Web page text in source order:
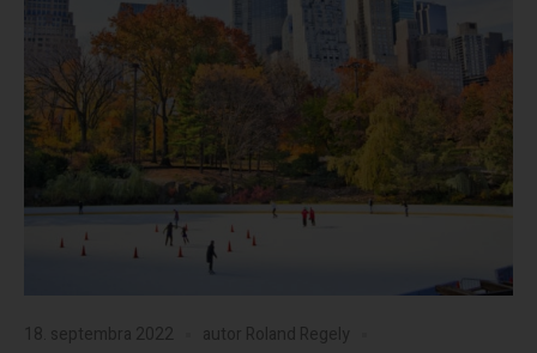
18. septembra 2022 autor Roland Regely